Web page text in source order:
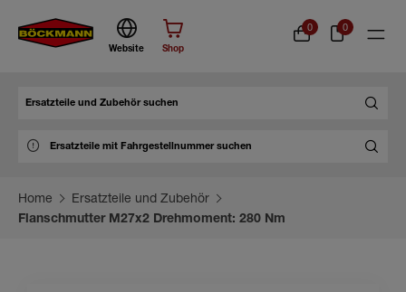
Website Shop
0 0
Home
Ersatzteile und Zubehör
Flanschmutter M27x2 Drehmoment: 280 Nm